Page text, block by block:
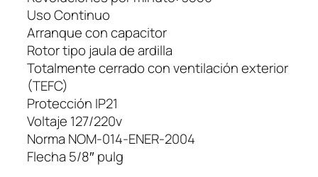
Uso Continuo
Arranque con capacitor
Rotor tipo jaula de ardilla
Totalmente cerrado con ventilación exterior
(TEFC)
Protección IP21
Voltaje 127/220v
Norma NOM-014-ENER-2004
Flecha 5/8″ pulg